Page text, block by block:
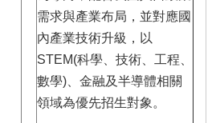
需求與產業布局，並對應國
內產業技術升級，以
STEM(科學、技術、工程、
數學)、金融及半導體相關
領域為優先招生對象。